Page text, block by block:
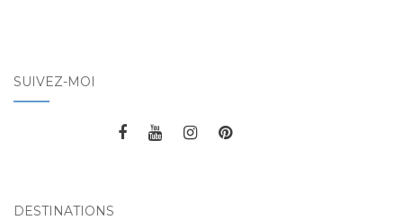
SUIVEZ-MOI
DESTINATIONS